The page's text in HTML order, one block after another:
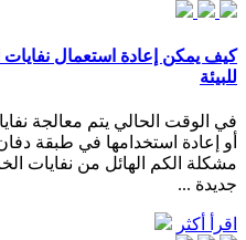
كيف يمكن إعادة استعمال نفايات
للبيئة
في الوقت الحالي يتم معالجة
أو إعادة استخدامها في طبقة
مشكلة الكم الهائل من نفايات
جديدة ...
اقرأ أكثر